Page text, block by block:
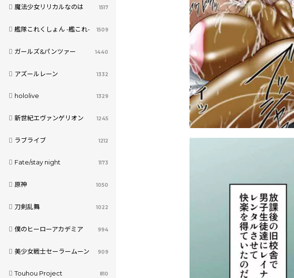
魔法少女リリカルなのは 1517
艦隊これくしょん -艦これ- 1509
ガールズ&パンツァー 1440
アズールレーン 1332
hololive 1329
新世紀エヴァンゲリオン 1245
ラブライブ 1212
Fate/stay night 1173
原神 1050
刀剣乱舞 1022
僕のヒーローアカデミア 994
美少女戦士セーラームーン 909
Touhou Project 810